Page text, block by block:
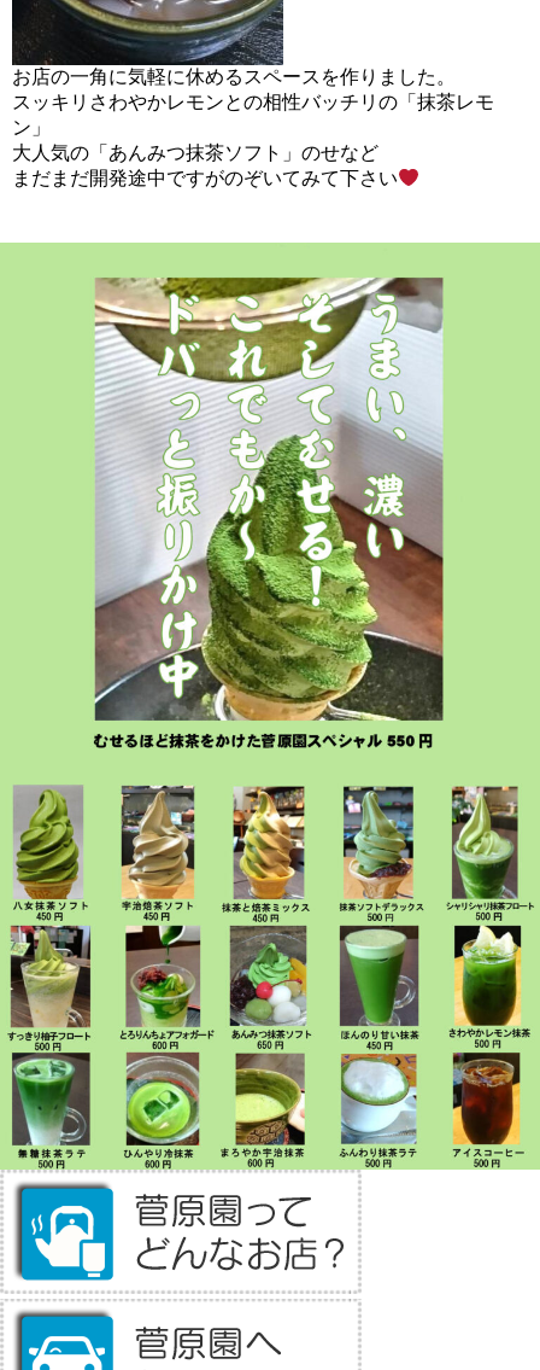
お店の一角に気軽に休めるスペースを作りました。
スッキリさわやかレモンとの相性バッチリの「抹茶レモ
ン」
大人気の「あんみつ抹茶ソフト」のせなど
まだまだ開発途中ですがのぞいてみて下さい